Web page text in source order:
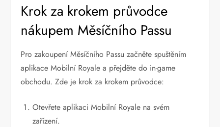
Krok za krokem průvodce
nákupem Měsíčního Passu
Pro zakoupení Měsíčního Passu začněte spuštěním
aplikace Mobilní Royale a přejděte do in-game
obchodu. Zde je krok za krokem průvodce:
Otevřete aplikaci Mobilní Royale na svém
zařízení.